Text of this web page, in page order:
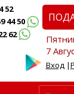
52
44 50
62
7
Вход|